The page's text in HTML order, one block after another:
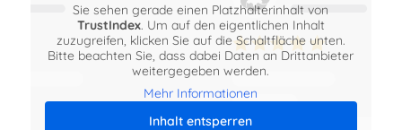
Sie sehen gerade einen Platzhalterinhalt von
TrustIndex. Um auf den eigentlichen Inhalt
zuzugreifen, klicken Sie auf die Schaltfläche unten.
Bitte beachten Sie, dass dabei Daten an Drittanbieter
weitergegeben werden.
Mehr Informationen
Inhalt entsperren